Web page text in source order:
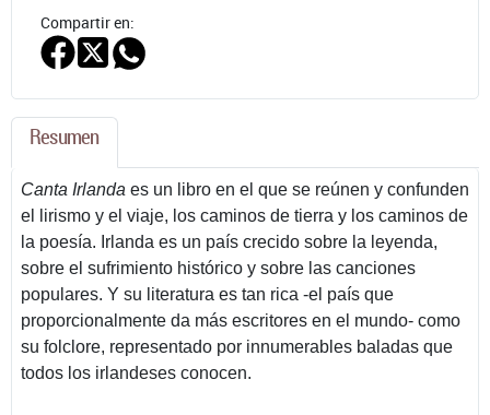
Compartir en:
Resumen
Canta Irlanda es un libro en el que se reúnen y confunden
el lirismo y el viaje, los caminos de tierra y los caminos de
la poesía. Irlanda es un país crecido sobre la leyenda,
sobre el sufrimiento histórico y sobre las canciones
populares. Y su literatura es tan rica -el país que
proporcionalmente da más escritores en el mundo- como
su folclore, representado por innumerables baladas que
todos los irlandeses conocen.